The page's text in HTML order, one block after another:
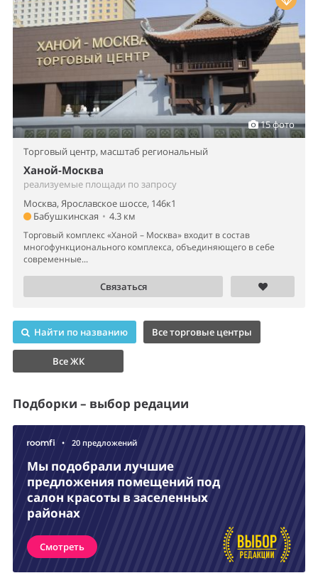
15 фото
Торговый центр, масштаб региональный
Ханой-Москва
реализуемые площади по запросу
Москва, Ярославское шоссе, 146к1
Бабушкинская • 4.3 км
Торговый комплекс «Ханой – Москва» входит в состав
многофункционального комплекса, объединяющего в себе
современные...
Связаться
Найти по названию Все торговые центры
Все ЖК
Подборки – выбор редации
• 20 предложений
Мы подобрали лучшие
предложения помещений под
салон красоты в заселенных
районах
Смотреть